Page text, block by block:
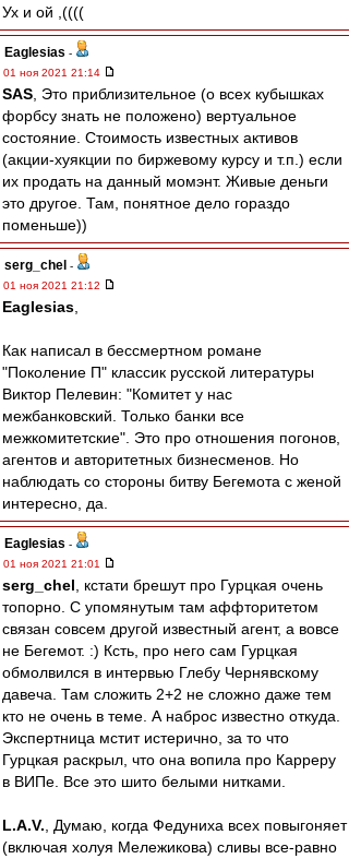
Ух и ой ,((((
Eaglesias -
01 ноя 2021 21:14
SAS , Это приблизительное (о всех кубышках
форбсу знать не положено) вертуальное
состояние. Стоимость известных активов
(акции-хуякции по биржевому курсу и т.п.) если
их продать на данный момэнт. Живые деньги
это другое. Там, понятное дело гораздо
поменьше))
serg_chel -
01 ноя 2021 21:12
Eaglesias
Как написал в бессмертном романе
"Поколение П" классик русской литературы
Виктор Пелевин: "Комитет у нас
межбанковский. Только банки все
межкомитетские". Это про отношения погонов,
агентов и авторитетных бизнесменов. Но
наблюдать со стороны битву Бегемота с женой
интересно, да.
Eaglesias -
01 ноя 2021 21:01
serg_chel , кстати брешут про Гурцкая очень
топорно. С упомянутым там аффторитетом
связан совсем другой известный агент, а вовсе
не Бегемот. :) Ксть, про него сам Гурцкая
обмолвился в интервью Глебу Чернявскому
давеча. Там сложить 2+2 не сложно даже тем
кто не очень в теме. А наброс известно откуда.
Экспертница мстит истерично, за то что
Гурцкая раскрыл, что она вопила про Карреру
в ВИПе. Все это шито белыми нитками.
L.А.V. , Думаю, когда Федуниха всех повыгоняет
(включая холуя Мележикова) сливы все-равно